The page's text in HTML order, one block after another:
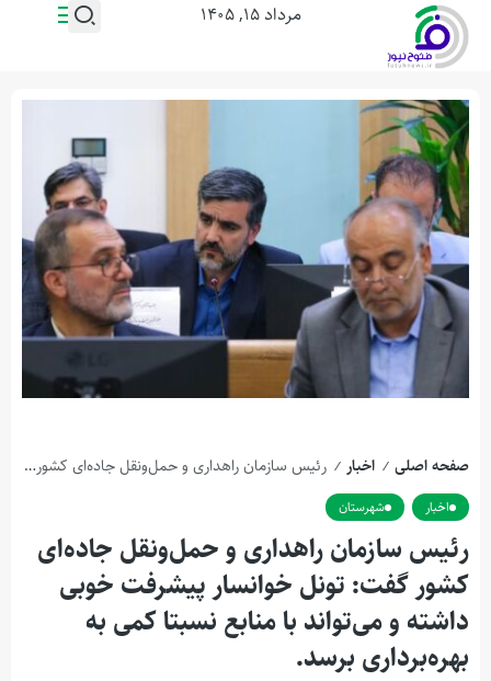
مرداد ۱۵, ۱۴۰۵
صفحه اصلی / اخبار / رئیس سازمان راهداری و حمل‌ونقل جاده‌ای کشور گفت: تونل خوانسار پیشرفت خوبی داشته و می‌تواند با منابع نسبتا کمی به بهره‌برداری برسد.
اخبار شهرستان
رئیس سازمان راهداری و حمل‌ونقل جاده‌ای
کشور گفت: تونل خوانسار پیشرفت خوبی
داشته و می‌تواند با منابع نسبتا کمی به
بهره‌برداری برسد.